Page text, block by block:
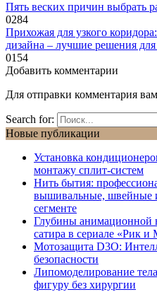
Пять веских причин выбрать
0284
Прихожая для узкого
дизайна – лучшие решения для
0154
Добавить комментарии
Для отправки комментария
Search for:
Новые публикации
Установка
монтажу сплит-систем
Нить бытия:
вышивальные, швейные
сегменте
Глубины анимационной
сатира в сериале «Рик и
Мотозащита D3O:
безопасности
Липомоделирование
фигуру без хирургии